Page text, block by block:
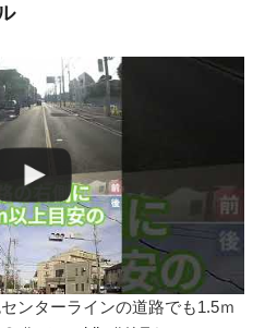
ンターラインの道路でも1.5ｍ